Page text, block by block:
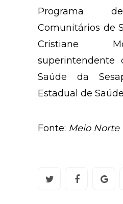
Programa
Comunitários de
Cristiane
superintendente
Saúde da
Estadual de
Fonte: Meio Norte